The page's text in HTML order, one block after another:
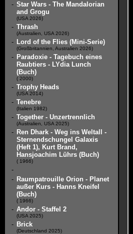
- Star Wars - The Mandalorian
and Grogu
(USA 2026)
- Thrash
(Australien, USA 2026)
- Lord of the Flies (Mini-Serie)
(Großbritannien, Australien 2026)
- Paradoxie - Tagebuch eines
Raubtiers - LYdia Lunch
(Buch)
( 2000)
- Trophy Heads
(USA 2014)
- Tenebre
(Italien 1982)
- Together - Unzertrennlich
(Australien, USA 2025)
- Ren Dhark - Weg ins Weltall -
Sternendschungel Galaxis
(Heft 1), Kurt Brand,
Hansjoachim Lührs (Buch)
( 1966)
-
- Raumpatrouille Orion - Planet
außer Kurs - Hanns Kneifel
(Buch)
( 1966)
- Andor - Staffel 2
(USA 2025)
- Brick
(Deutschland 2025)